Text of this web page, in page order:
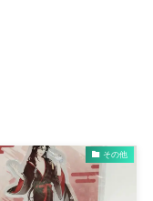
その他